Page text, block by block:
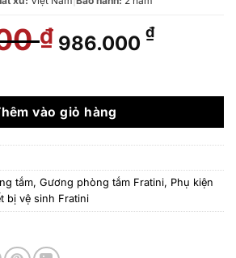
₫ Giá
gốc
1.430.000 ₫.
986.000 ₫Giá
là:
3906019070 số lượng
vào giỏ hàng
tắm, Gương phòng tắm Fratini, Phụ kiện
bị vệ sinh Fratini